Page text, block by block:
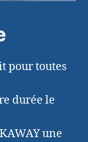
pour toutes
durée le
une